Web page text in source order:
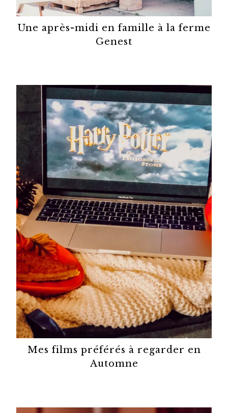
Une après-midi en famille à la ferme
Genest
Mes films préférés à regarder en
Automne